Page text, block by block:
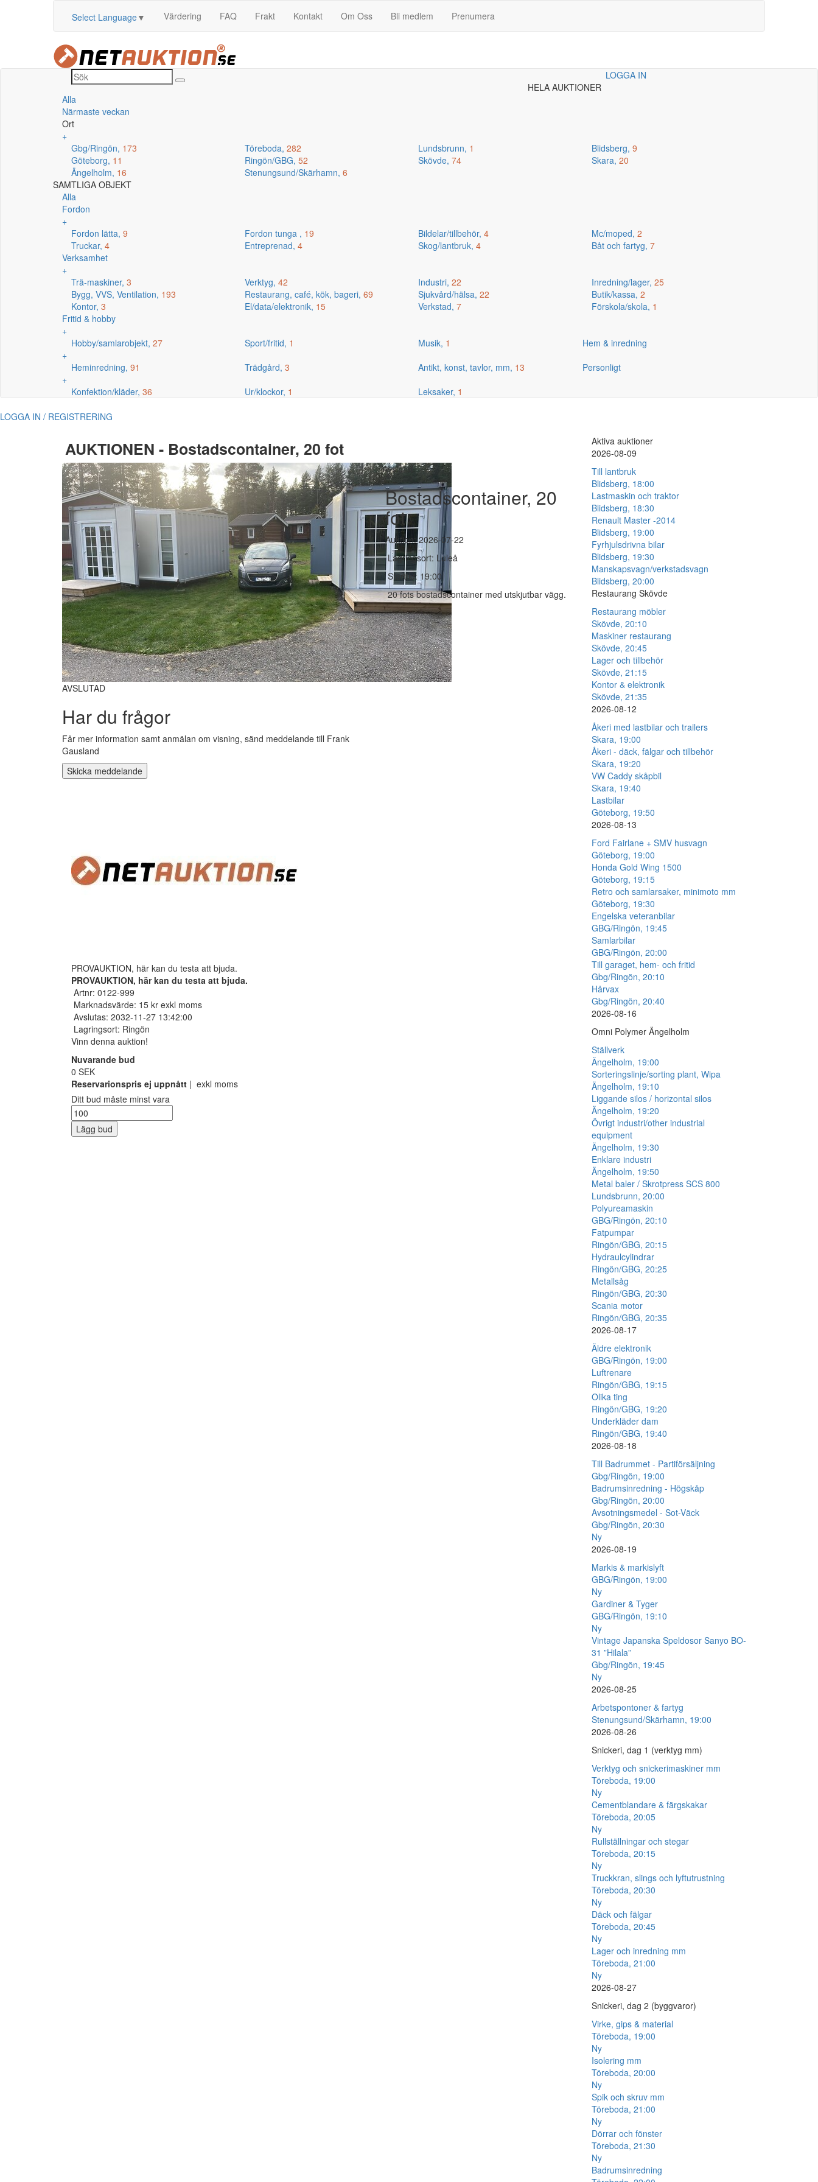
Select Language▼ Värdering FAQ Frakt Kontakt Om Oss Bli medlem Prenumera
LOGGA IN
HELA AUKTIONER
Alla
Närmaste veckan
Ort
+
Gbg/Ringön, 173 Töreboda, 282 Lundsbrunn, 1 Blidsberg, 9
Göteborg, 11 Ringön/GBG, 52 Skövde, 74 Skara, 20
Ängelholm, 16 Stenungsund/Skärhamn, 6
SAMTLIGA OBJEKT
Alla
Fordon
+
Fordon lätta, 9 Fordon tunga , 19 Bildelar/tillbehör, 4 Mc/moped, 2
Truckar, 4 Entreprenad, 4 Skog/lantbruk, 4 Båt och fartyg, 7
Verksamhet
+
Trä-maskiner, 3 Verktyg, 42 Industri, 22 Inredning/lager, 25
Bygg, VVS, Ventilation, 193 Restaurang, café, kök, bageri, 69 Sjukvård/hälsa, 22 Butik/kassa, 2
Kontor, 3 El/data/elektronik, 15 Verkstad, 7 Förskola/skola, 1
Fritid & hobby
+
Hobby/samlarobjekt, 27 Sport/fritid, 1 Musik, 1
Hem & inredning
+
Heminredning, 91 Trädgård, 3 Antikt, konst, tavlor, mm, 13
Personligt
+
Konfektion/kläder, 36 Ur/klockor, 1 Leksaker, 1
LOGGA IN / REGISTRERING
AUKTIONEN - Bostadscontainer, 20 fot
AVSLUTAD
Avslutat
Bostadscontainer, 20
fot
Auktion: 2026-07-22
Lagringsort: Luleå
Starttid: 19:00
20 fots bostadscontainer med utskjutbar vägg.
Har du frågor
Får mer information samt anmälan om visning, sänd meddelande till Frank
Gausland
Skicka meddelande
PROVAUKTION, här kan du testa att bjuda.
PROVAUKTION, här kan du testa att bjuda.
Artnr: 0122-999
Marknadsvärde: 15 kr exkl moms
Avslutas: 2032-11-27 13:42:00
Lagringsort: Ringön
Vinn denna auktion!
Nuvarande bud
0 SEK
Reservarionspris ej uppnått | exkl moms
Ditt bud måste minst vara
Lägg bud
Aktiva auktioner
2026-08-09
Till lantbruk
Blidsberg, 18:00
Lastmaskin och traktor
Blidsberg, 18:30
Renault Master -2014
Blidsberg, 19:00
Fyrhjulsdrivna bilar
Blidsberg, 19:30
Manskapsvagn/verkstadsvagn
Blidsberg, 20:00
Restaurang Skövde
Restaurang möbler
Skövde, 20:10
Maskiner restaurang
Skövde, 20:45
Lager och tillbehör
Skövde, 21:15
Kontor & elektronik
Skövde, 21:35
2026-08-12
Åkeri med lastbilar och trailers
Skara, 19:00
Åkeri - däck, fälgar och tillbehör
Skara, 19:20
VW Caddy skåpbil
Skara, 19:40
Lastbilar
Göteborg, 19:50
2026-08-13
Ford Fairlane + SMV husvagn
Göteborg, 19:00
Honda Gold Wing 1500
Göteborg, 19:15
Retro och samlarsaker, minimoto mm
Göteborg, 19:30
Engelska veteranbilar
GBG/Ringön, 19:45
Samlarbilar
GBG/Ringön, 20:00
Till garaget, hem- och fritid
Gbg/Ringön, 20:10
Hårvax
Gbg/Ringön, 20:40
2026-08-16
Omni Polymer Ängelholm
Ställverk
Ängelholm, 19:00
Sorteringslinje/sorting plant, Wipa
Ängelholm, 19:10
Liggande silos / horizontal silos
Ängelholm, 19:20
Övrigt industri/other industrial
equipment
Ängelholm, 19:30
Enklare industri
Ängelholm, 19:50
Metal baler / Skrotpress SCS 800
Lundsbrunn, 20:00
Polyureamaskin
GBG/Ringön, 20:10
Fatpumpar
Ringön/GBG, 20:15
Hydraulcylindrar
Ringön/GBG, 20:25
Metallsåg
Ringön/GBG, 20:30
Scania motor
Ringön/GBG, 20:35
2026-08-17
Äldre elektronik
GBG/Ringön, 19:00
Luftrenare
Ringön/GBG, 19:15
Olika ting
Ringön/GBG, 19:20
Underkläder dam
Ringön/GBG, 19:40
2026-08-18
Till Badrummet - Partiförsäljning
Gbg/Ringön, 19:00
Badrumsinredning - Högskåp
Gbg/Ringön, 20:00
Avsotningsmedel - Sot-Väck
Gbg/Ringön, 20:30
Ny
2026-08-19
Markis & markislyft
GBG/Ringön, 19:00
Ny
Gardiner & Tyger
GBG/Ringön, 19:10
Ny
Vintage Japanska Speldosor Sanyo BO-
31 ”Hilala”
Gbg/Ringön, 19:45
Ny
2026-08-25
Arbetspontoner & fartyg
Stenungsund/Skärhamn, 19:00
2026-08-26
Snickeri, dag 1 (verktyg mm)
Verktyg och snickerimaskiner mm
Töreboda, 19:00
Ny
Cementblandare & färgskakar
Töreboda, 20:05
Ny
Rullställningar och stegar
Töreboda, 20:15
Ny
Truckkran, slings och lyftutrustning
Töreboda, 20:30
Ny
Däck och fälgar
Töreboda, 20:45
Ny
Lager och inredning mm
Töreboda, 21:00
Ny
2026-08-27
Snickeri, dag 2 (byggvaror)
Virke, gips & material
Töreboda, 19:00
Ny
Isolering mm
Töreboda, 20:00
Ny
Spik och skruv mm
Töreboda, 21:00
Ny
Dörrar och fönster
Töreboda, 21:30
Ny
Badrumsinredning